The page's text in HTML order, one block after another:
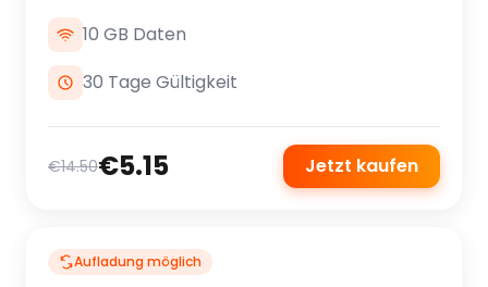
10 GB Daten
30 Tage Gültigkeit
€14.50€5.15 Jetzt kaufen
Aufladung möglich